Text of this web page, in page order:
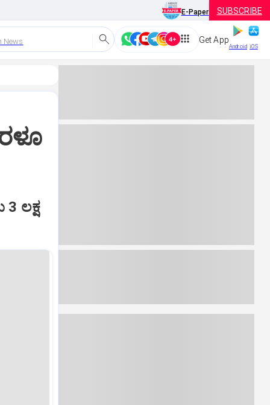
E-Paper SUBSCRIBE
News Get App
Android iOS
3 ಲಕ್ಷ